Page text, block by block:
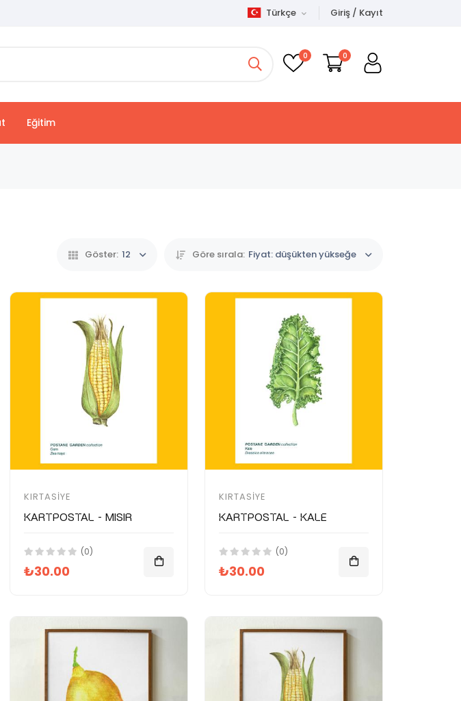
Türkçe Giriş / Kayıt
0 0
Eğitim
Göster: 12 Göre sırala: Fiyat: düşükten yükseğe
KIRTASIYE
Kartpostal - Mısır
(0)
₺30.00
KIRTASIYE
Kartpostal - Kale
(0)
₺30.00